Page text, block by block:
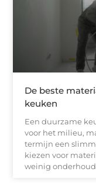
De beste
keuken
Een duurzame
voor het milieu,
termijn een
kiezen voor
weinig onderhoud